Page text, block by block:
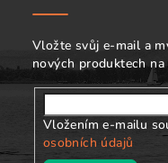
Vložte svůj e-mail a
nových produktech
Vložením e-mailu
osobních údajů